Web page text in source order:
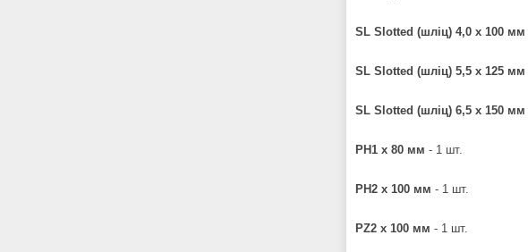
SL Slotted (шліц) 4,0 x 100 мм
SL Slotted (шліц) 5,5 x 125 мм
SL Slotted (шліц) 6,5 x 150 мм
PH1 x 80 мм - 1 шт.
PH2 x 100 мм - 1 шт.
PZ2 x 100 мм - 1 шт.